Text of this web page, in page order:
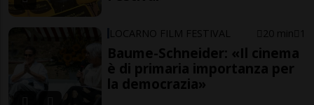
LOCARNO FILM FESTIVAL 20 min 1
Baume-Schneider: «Il cinema
è di primaria importanza per
la democrazia»